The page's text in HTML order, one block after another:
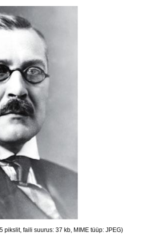
pikslit, faili suurus: 37 kb, MIME tüüp: JPEG)